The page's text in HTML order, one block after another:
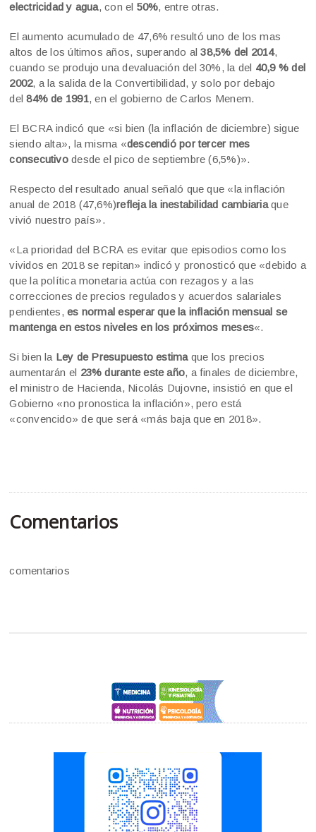
electricidad y agua, con el 50%, entre otras.
El aumento acumulado de 47,6% resultó uno de los mas
altos de los últimos años, superando al38,5% del 2014,
cuando se produjo una devaluación del 30%, la del 40,9 % del
2002, a la salida de la Convertibilidad, y solo por debajo
del84% de 1991, en el gobierno de Carlos Menem.
El BCRA indicó que «si bien (la inflación de diciembre) sigue
siendo alta», la misma «descendió por tercer mes
consecutivodesde el pico de septiembre (6,5%)».
Respecto del resultado anual señaló que que «la inflación
anual de 2018 (47,6%)refleja la inestabilidad cambiariaque
vivió nuestro país».
«La prioridad del BCRA es evitar que episodios como los
vividos en 2018 se repitan» indicó y pronosticó que «debido a
que la política monetaria actúa con rezagos y a las
correcciones de precios regulados y acuerdos salariales
pendientes,es normal esperar que la inflación mensual se
mantenga en estos niveles en los próximos meses«.
Si bien la Ley de Presupuesto estimaque los precios
aumentarán el 23% durante este año, a finales de diciembre,
el ministro de Hacienda, Nicolás Dujovne, insistió en que el
Gobierno «no pronostica la inflación», pero está
«convencido» de que será «más baja que en 2018».
Comentarios
comentarios